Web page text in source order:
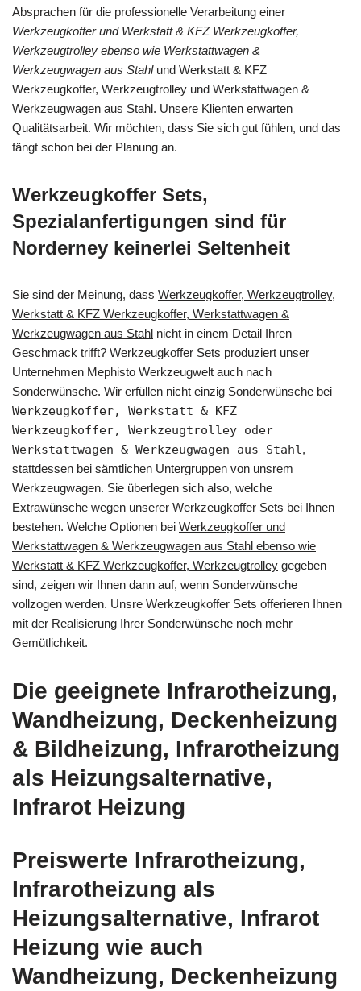
Absprachen für die professionelle Verarbeitung einer
Werkzeugkoffer und Werkstatt & KFZ Werkzeugkoffer,
Werkzeugtrolley ebenso wie Werkstattwagen &
Werkzeugwagen aus Stahlund Werkstatt & KFZ
Werkzeugkoffer, Werkzeugtrolley und Werkstattwagen &
Werkzeugwagen aus Stahl. Unsere Klienten erwarten
Qualitätsarbeit. Wir möchten, dass Sie sich gut fühlen, und das
fängt schon bei der Planung an.
Werkzeugkoffer Sets,
Spezialanfertigungen sind für
Norderney keinerlei Seltenheit
Sie sind der Meinung, dass Werkzeugkoffer, Werkzeugtrolley,
Werkstatt & KFZ Werkzeugkoffer, Werkstattwagen &
Werkzeugwagen aus Stahl nicht in einem Detail Ihren
Geschmack trifft? Werkzeugkoffer Sets produziert unser
Unternehmen Mephisto Werkzeugwelt auch nach
Sonderwünsche. Wir erfüllen nicht einzig Sonderwünsche bei
Werkzeugkoffer, Werkstatt & KFZ
Werkzeugkoffer, Werkzeugtrolley oder
Werkstattwagen & Werkzeugwagen aus Stahl,
stattdessen bei sämtlichen Untergruppen von unsrem
Werkzeugwagen. Sie überlegen sich also, welche
Extrawünsche wegen unserer Werkzeugkoffer Sets bei Ihnen
bestehen. Welche Optionen bei Werkzeugkoffer und
Werkstattwagen & Werkzeugwagen aus Stahl ebenso wie
Werkstatt & KFZ Werkzeugkoffer, Werkzeugtrolley gegeben
sind, zeigen wir Ihnen dann auf, wenn Sonderwünsche
vollzogen werden. Unsre Werkzeugkoffer Sets offerieren Ihnen
mit der Realisierung Ihrer Sonderwünsche noch mehr
Gemütlichkeit.
Die geeignete Infrarotheizung,
Wandheizung, Deckenheizung
& Bildheizung, Infrarotheizung
als Heizungsalternative,
Infrarot Heizung
Preiswerte Infrarotheizung,
Infrarotheizung als
Heizungsalternative, Infrarot
Heizung wie auch
Wandheizung, Deckenheizung